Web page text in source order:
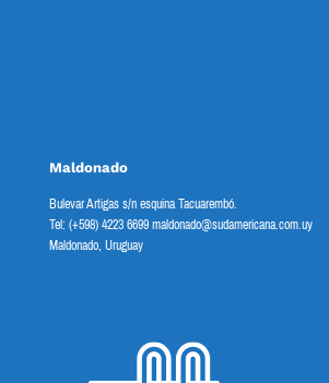
Maldonado
Bulevar Artigas s/n esquina Tacuarembó.
Tel: (+598) 4223 6699 maldonado@sudamericana.com.uy
Maldonado, Uruguay